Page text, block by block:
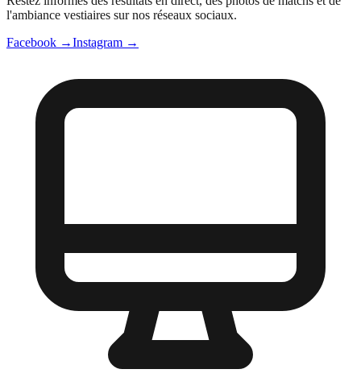
l'ambiance vestiaires sur nos réseaux sociaux.
Facebook →Instagram →